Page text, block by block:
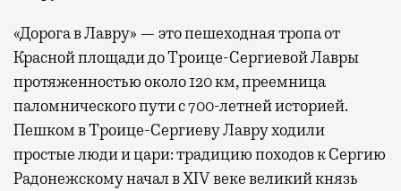
«Дорога в Лавру» — это пешеходная тропа от
Красной площади до Троице-Сергиевой Лавры
протяженностью около 120 км, преемница
паломнического пути с 700-летней историей.
Пешком в Троице-Сергиеву Лавру ходили
простые люди и цари: традицию походов к Сергию
Радонежскому начал в XIV веке великий князь